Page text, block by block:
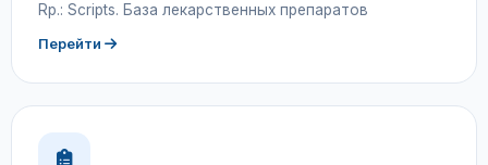
Rp.: Scripts. База лекарственных препаратов
Перейти